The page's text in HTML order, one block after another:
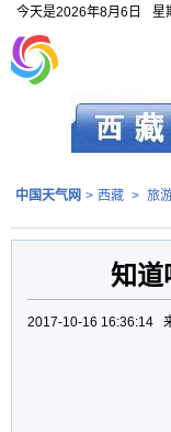
今天是2026年8月6日 星
中国天气网 > 西藏 > 旅
知道
2017-10-16 16:36:14